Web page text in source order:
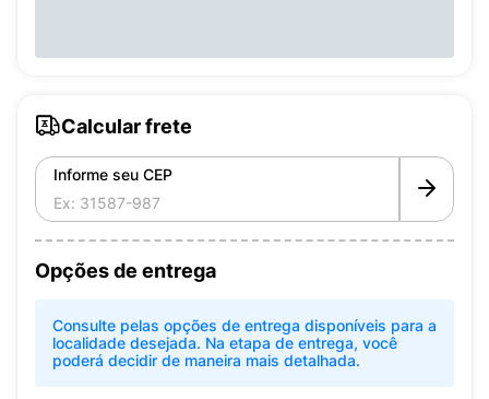
Calcular frete
Informe seu CEP
Opções de entrega
Consulte pelas opções de entrega disponíveis para a
localidade desejada. Na etapa de entrega, você
poderá decidir de maneira mais detalhada.